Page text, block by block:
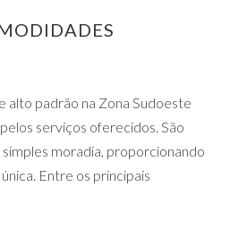
alto padrão na Zona Sudoeste
serviços oferecidos. São
moradia, proporcionando
Entre os principais